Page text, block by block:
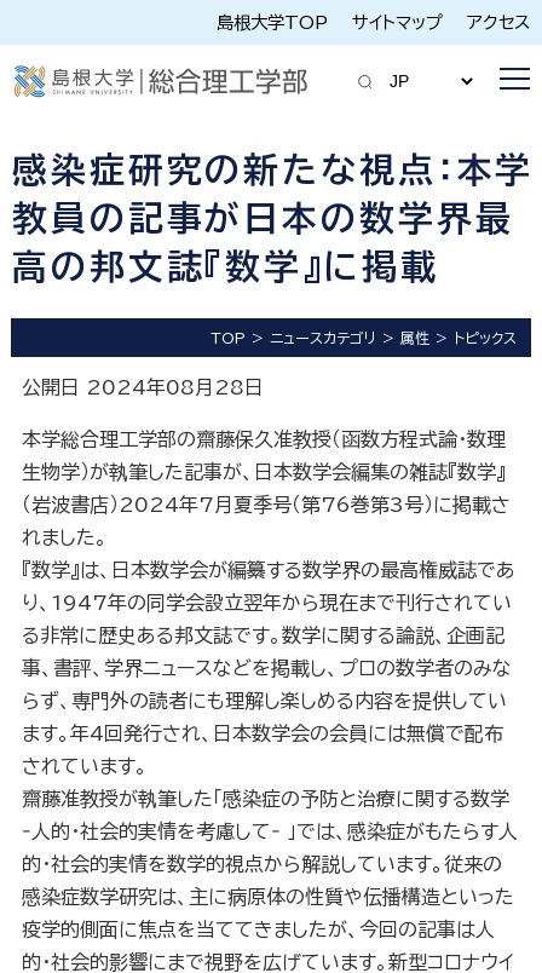
島根大学TOP サイトマップ アクセス
感染症研究の新たな視点：本学
教員の記事が日本の数学界最
高の邦文誌『数学』に掲載
TOP ニュースカテゴリ 属性 トピックス
公開日 2024年08月28日
本学総合理工学部の齋藤保久准教授（函数方程式論・数理
生物学）が執筆した記事が、日本数学会編集の雑誌『数学』
（岩波書店）2024年7月夏季号（第76巻第3号）に掲載さ
れました。
『数学』は、日本数学会が編纂する数学界の最高権威誌であ
り、1947年の同学会設立翌年から現在まで刊行されてい
る非常に歴史ある邦文誌です。数学に関する論説、企画記
事、書評、学界ニュースなどを掲載し、プロの数学者のみな
らず、専門外の読者にも理解し楽しめる内容を提供してい
ます。年4回発行され、日本数学会の会員には無償で配布
されています。
齋藤准教授が執筆した「感染症の予防と治療に関する数学
‐人的・社会的実情を考慮して‐ 」では、感染症がもたらす人
的・社会的実情を数学的視点から解説しています。従来の
感染症数学研究は、主に病原体の性質や伝播構造といった
疫学的側面に焦点を当ててきましたが、今回の記事は人
的・社会的影響にまで視野を広げています。新型コロナウイ